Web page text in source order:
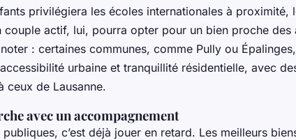
privilégiera les écoles internationales à proximité,
couple actif, lui, pourra opter pour un bien proche des
: certaines communes, comme Pully ou
urbaine et tranquillité résidentielle, avec
ceux de Lausanne.
avec un accompagnement
c’est déjà jouer en retard. Les meilleurs